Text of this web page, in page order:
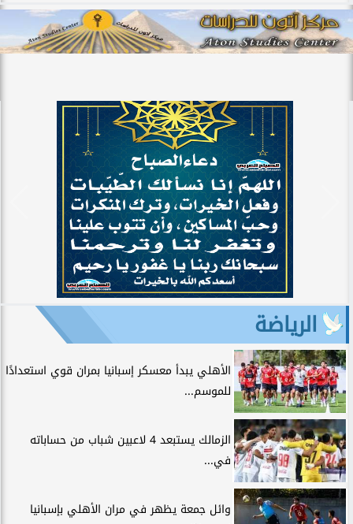
الرياضة
الأهلي يبدأ معسكر إسبانيا بمران قوي استعدادًا
للموسم...
الزمالك يستبعد 4 لاعبين شباب من حساباته
في...
وائل جمعة يظهر في مران الأهلي بإسبانيا